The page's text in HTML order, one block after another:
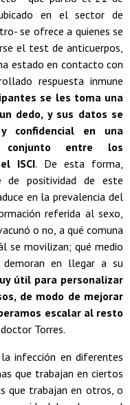
en el sector de
se ofrece a quienes se
el test de anticuerpos,
estado en contacto con
respuesta inmune
se les toma una
dedo, y sus datos se
confidencial en una
conjunto entre los
ISCI. De esta forma,
de positividad de este
en la prevalencia del
referida al sexo,
o no, a qué comuna
se movilizan; qué medio
en llegar a su
útil para personalizar
de modo de mejorar
escalar al resto
Torres.
infección en diferentes
que trabajan en ciertos
que trabajan en otros, o